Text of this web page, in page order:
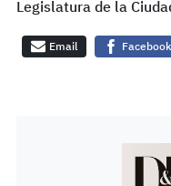
Legislatura de la
Email Facebook